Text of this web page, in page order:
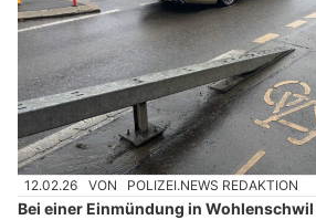
12.02.26 VON POLIZEI.NEWS REDAKTION
Bei einer Einmündung in